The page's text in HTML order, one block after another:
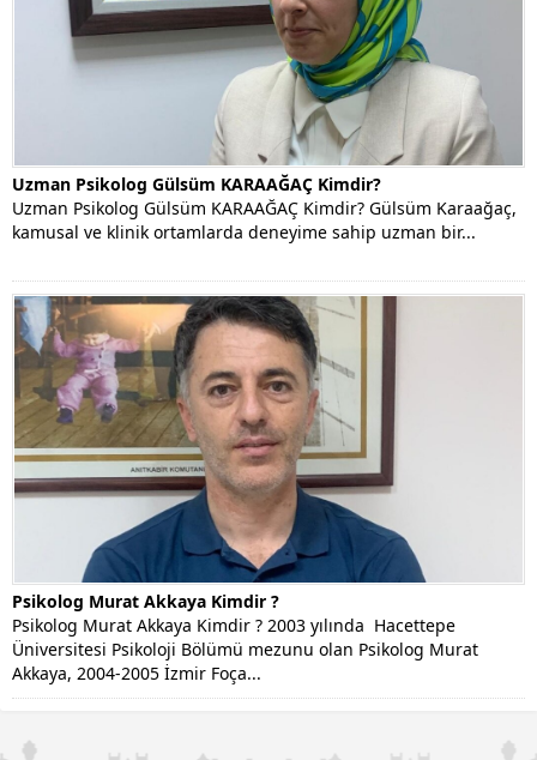
Uzman Psikolog Gülsüm KARAAĞAÇ Kimdir?
Uzman Psikolog Gülsüm KARAAĞAÇ Kimdir? Gülsüm Karaağaç,
kamusal ve klinik ortamlarda deneyime sahip uzman bir...
Psikolog Murat Akkaya Kimdir ?
Psikolog Murat Akkaya Kimdir ? 2003 yılında Hacettepe
Üniversitesi Psikoloji Bölümü mezunu olan Psikolog Murat
Akkaya, 2004-2005 İzmir Foça...